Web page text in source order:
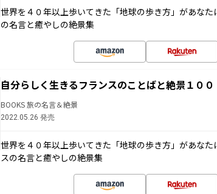
世界を４０年以上歩いてきた「地球の歩き方」があな
の名言と癒やしの絶景集
自分らしく生きるフランスのことばと絶景１００
BOOKS 旅の名言＆絶景
2022.05.26 発売
世界を４０年以上歩いてきた「地球の歩き方」があな
スの名言と癒やしの絶景集